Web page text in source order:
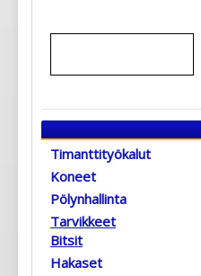
Timanttityökalut
Koneet
Pölynhallinta
Tarvikkeet
Bitsit
Hakaset